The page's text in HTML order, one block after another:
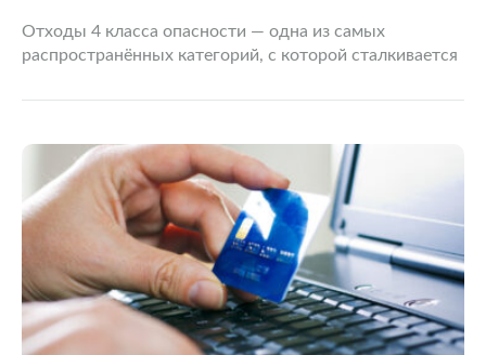
Отходы 4 класса опасности — одна из самых
распространённых категорий, с которой сталкивается
мастерской до крупного завода. Это малоопасные